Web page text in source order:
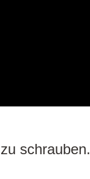
schrauben.